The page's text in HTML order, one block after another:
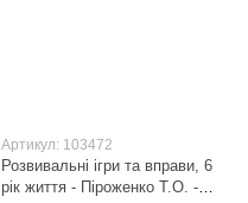
Артикул: 103472
Розвивальні ігри та вправи, 6
рік життя - Піроженко Т.О. -